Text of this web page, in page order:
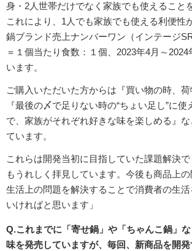
身・2人世帯だけでなく家族でも使えること
これにより、1人でも家族でも使える利便性
鍋ブランド売上ナンバーワン（インテージ
＝１個当たり食数：１個、2023年4月～2024
います。
ご購入いただいた方からは『買い物の時、荷
『最後の〆で足りない時の“ちょい足し”に
で、家族がそれぞれ好きな味を楽しめる』
ています。
これらは開発当初に目指していた課題解決
もうれしく拝見しています。今後も商品上の
生活上の問題を解決することで消費者の生
いければと思います」
Q.これまでに「寄せ鍋」や「ちゃんこ鍋」
味を発売していますが、毎回、新商品を開